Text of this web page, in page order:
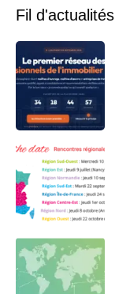
Fil d'actualités